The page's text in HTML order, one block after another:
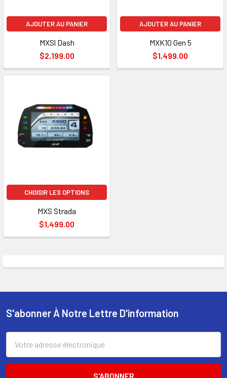
AJOUTER AU PANIER
MXSl Dash
$2,199.00
AJOUTER AU PANIER
MXK10 Gen 5
$1,499.00
CHOISIR LES OPTIONS
MXS Strada
$1,499.00
Pied
de
page
S'abonner À Notre Lettre D'information
électronique